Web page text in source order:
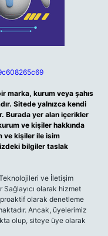
marka, kurum veya şahıs
Sitede yalnızca kendi
Burada yer alan içerikler
ve kişiler hakkında
ve kişiler ile isim
bilgiler taslak
ve İletişim
Sağlayıcı olarak hizmet
olarak denetleme
Ancak, üyelerimiz
olup, siteye üye olarak